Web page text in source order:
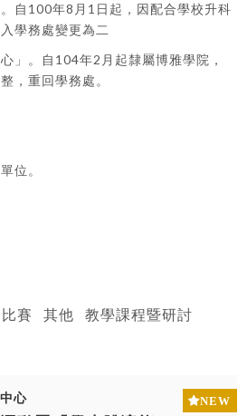
自100年8月1日起，因配合學校升科
學務處變更為二
」。自104年2月起隸屬博雅學院，
，重回學務處。
位。
比賽 其他
教學課程暨研討
心